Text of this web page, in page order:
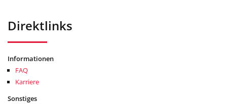
Direktlinks
Informationen
FAQ
Karriere
Sonstiges